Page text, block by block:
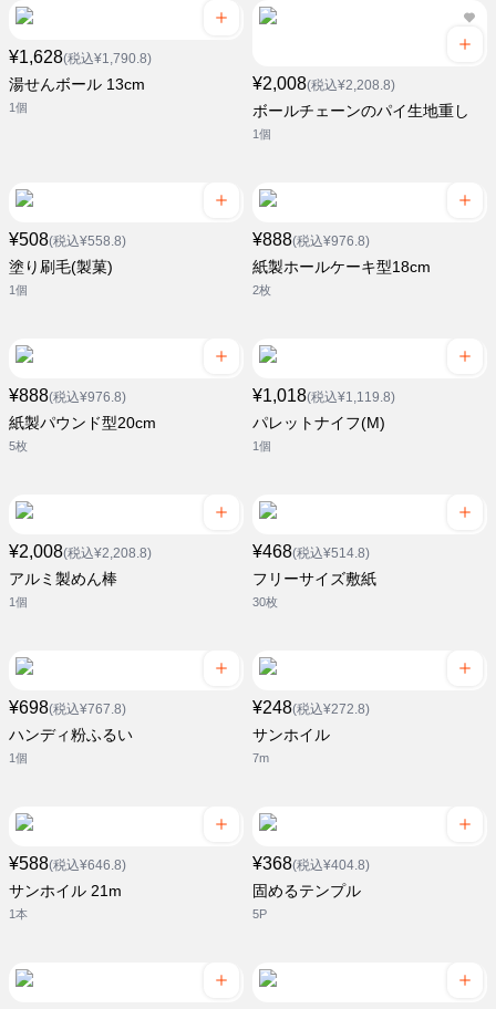
¥1,628(税込¥1,790.8)
湯せんボール 13cm
1個
¥2,008(税込¥2,208.8)
ボールチェーンのパイ生地重し
1個
¥508(税込¥558.8)
塗り刷毛(製菓)
1個
¥888(税込¥976.8)
紙製ホールケーキ型18cm
2枚
¥888(税込¥976.8)
紙製パウンド型20cm
5枚
¥1,018(税込¥1,119.8)
パレットナイフ(M)
1個
¥2,008(税込¥2,208.8)
アルミ製めん棒
1個
¥468(税込¥514.8)
フリーサイズ敷紙
30枚
¥698(税込¥767.8)
ハンディ粉ふるい
1個
¥248(税込¥272.8)
サンホイル
7m
¥588(税込¥646.8)
サンホイル 21m
1本
¥368(税込¥404.8)
固めるテンプル
5P